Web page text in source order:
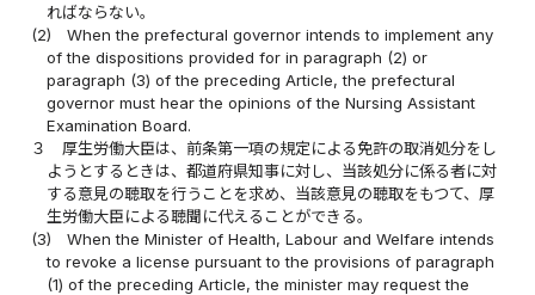
ればならない。
(2)
When the prefectural governor intends to implement any
of the dispositions provided for in paragraph (2) or
paragraph (3) of the preceding Article, the prefectural
governor must hear the opinions of the Nursing Assistant
Examination Board.
３
厚生労働大臣は、前条第一項の規定による免許の取消処分をし
ようとするときは、都道府県知事に対し、当該処分に係る者に対
する意見の聴取を行うことを求め、当該意見の聴取をもつて、厚
生労働大臣による聴聞に代えることができる。
(3)
When the Minister of Health, Labour and Welfare intends
to revoke a license pursuant to the provisions of paragraph
(1) of the preceding Article, the minister may request the